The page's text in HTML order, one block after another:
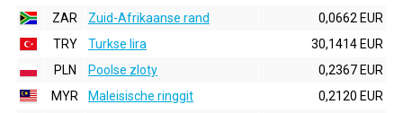
ZAR
Zuid-Afrikaanse rand
0,0662 EUR
TRY
Turkse lira
30,1414 EUR
PLN
Poolse zloty
0,2367 EUR
MYR
Maleisische ringgit
0,2120 EUR